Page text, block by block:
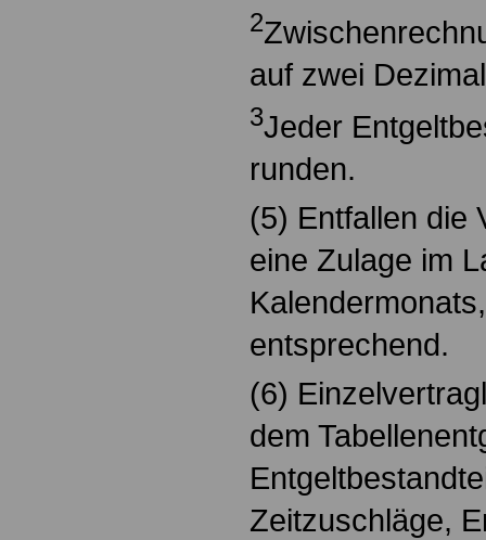
2
auf zwei
3Jeder
runden.
(5) Entfallen die
eine Zulage im
entsprechend.
(6)
dem
Zeitzuschläge,